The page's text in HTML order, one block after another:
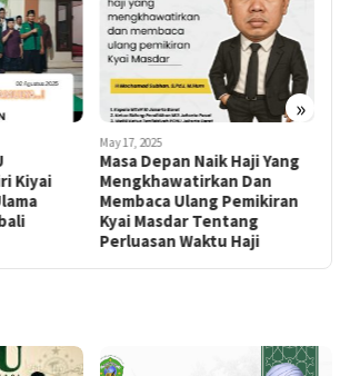
»
Kiyai
May 17, 2025
Masa Depan Naik Haji Yang
Mengkhawatirkan Dan
Membaca Ulang Pemikiran
Kyai Masdar Tentang
Perluasan Waktu Haji